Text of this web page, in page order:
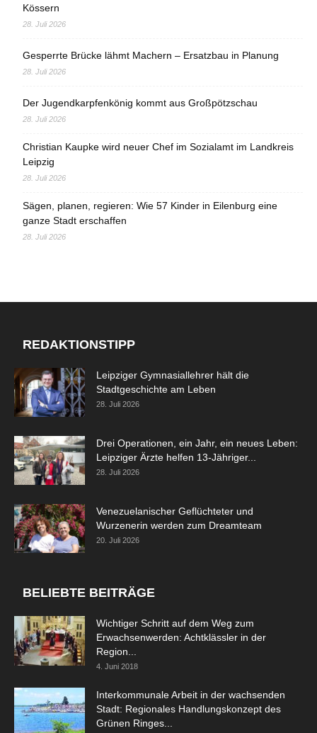
Kössern
28. Juli 2026
Gesperrte Brücke lähmt Machern – Ersatzbau in Planung
28. Juli 2026
Der Jugendkarpfenkönig kommt aus Großpötzschau
28. Juli 2026
Christian Kaupke wird neuer Chef im Sozialamt im Landkreis
Leipzig
28. Juli 2026
Sägen, planen, regieren: Wie 57 Kinder in Eilenburg eine
ganze Stadt erschaffen
28. Juli 2026
REDAKTIONSTIPP
Leipziger Gymnasiallehrer hält die
Stadtgeschichte am Leben
28. Juli 2026
Drei Operationen, ein Jahr, ein neues Leben:
Leipziger Ärzte helfen 13-Jähriger...
28. Juli 2026
Venezuelanischer Geflüchteter und
Wurzenerin werden zum Dreamteam
20. Juli 2026
BELIEBTE BEITRÄGE
Wichtiger Schritt auf dem Weg zum
Erwachsenwerden: Achtklässler in der
Region...
4. Juni 2018
Interkommunale Arbeit in der wachsenden
Stadt: Regionales Handlungskonzept des
Grünen Ringes...